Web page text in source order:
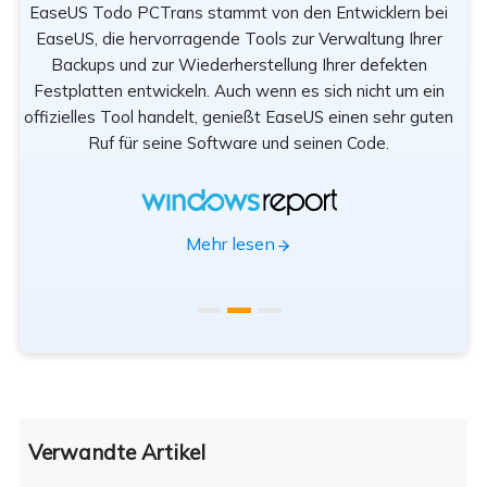
EaseUS Todo PCTrans stammt von den Entwicklern bei
EaseUS, die hervorragende Tools zur Verwaltung Ihrer
Backups und zur Wiederherstellung Ihrer defekten
Festplatten entwickeln. Auch wenn es sich nicht um ein
offizielles Tool handelt, genießt EaseUS einen sehr guten
Ruf für seine Software und seinen Code.
Mehr lesen
Verwandte Artikel